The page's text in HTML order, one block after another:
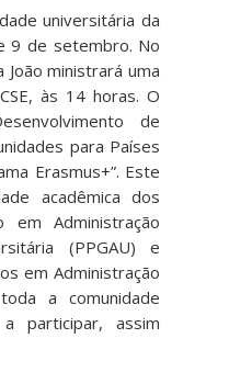
universitária da
9 de setembro. No
ministrará uma
às 14 horas. O
de
para Países
Erasmus+”. Este
acadêmica dos
em Administração
(PPGAU) e
em Administração
a comunidade
participar, assim